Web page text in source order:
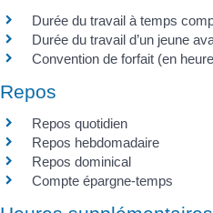
Durée du travail à temps
Durée du travail d’un jeune
Convention de forfait (en
Repos
Repos quotidien
Repos hebdomadaire
Repos dominical
Compte épargne-temps